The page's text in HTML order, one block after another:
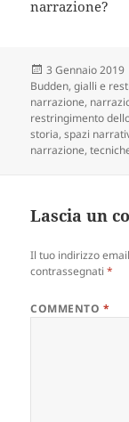
narrazione?
Scritto
il
3 Gennaio 2019
Budden,gialli e
narrazione,
restringimento
storia,spazi
narrazione,
Lascia un
Il tuo indirizzo
contrassegnati*
COMMENTO *